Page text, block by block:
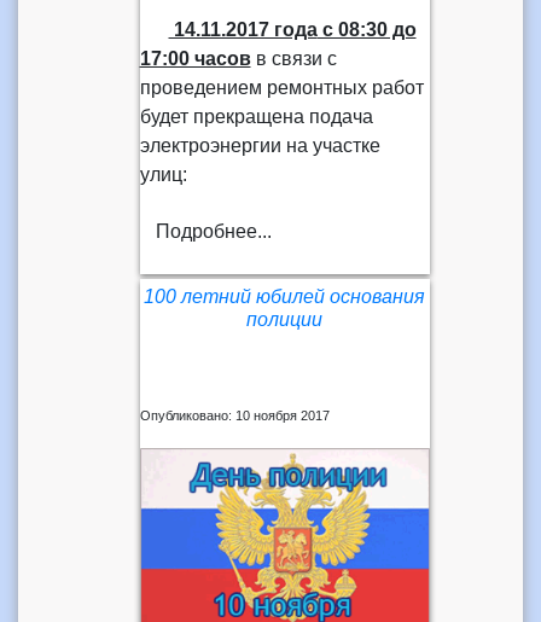
14.11.2017 годас 08:30 до
17:00 часовв связи с
проведением ремонтных работ
будет прекращена подача
электроэнергии на участке
улиц:
Подробнее...
100 летний юбилей основания
полиции
Опубликовано: 10 ноября 2017